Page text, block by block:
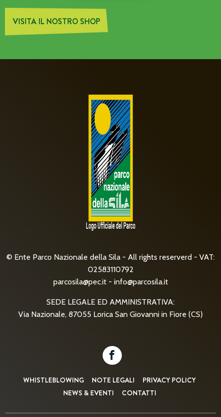
VISITA IL NOSTRO SHOP
© Ente Parco Nazionale della Sila - All rights reserverd - VAT:
02583110792
parcosila@pec.it- info@parcosila.it
SEDE LEGALE ED AMMINISTRATIVA:
Via Nazionale, 87055 Lorica San Giovanni in Fiore (CS)
WHISTLEBLOWING NOTE LEGALI
PRIVACY POLICY
NEWS & EVENTI
CONTATTI